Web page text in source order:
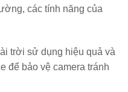
các tính năng của
trời sử dụng hiệu quả và
để bảo vệ camera tránh